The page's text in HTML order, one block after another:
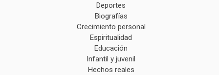
Deportes
Biografías
Crecimiento personal
Espiritualidad
Educación
Infantil y juvenil
Hechos reales